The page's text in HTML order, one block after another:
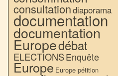
consultationdiaporama
documentation
documentation
Europedébat
ELECTIONSEnquête
Europe Europe pétition